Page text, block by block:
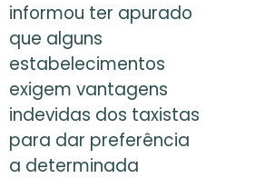
informou ter apurado
que alguns
estabelecimentos
exigem vantagens
indevidas dos taxistas
para dar preferência
a determinada